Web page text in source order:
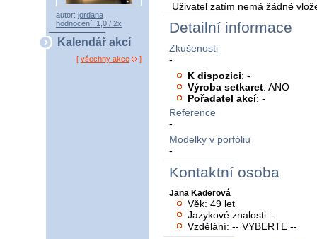
autor: jordana
hodnocení: 1,0 / 2x
Kalendář akcí
[ všechny akce ]
Uživatel zatím nemá žádné
Detailní informace
Zkušenosti
-
K dispozici: -
Výroba setkaret: ANO
Pořadatel akcí: -
Reference
-
Modelky v porfóliu
-
Kontaktní osoba
Jana Kaderová
Věk: 49 let
Jazykové znalosti: -
Vzdělání: -- VYBERTE --